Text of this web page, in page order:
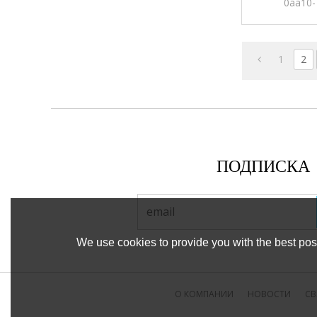
1 2
ПОДПИСКА
О КОМПАНИИ НОВОСТИ
We use cookies to provide you with the best